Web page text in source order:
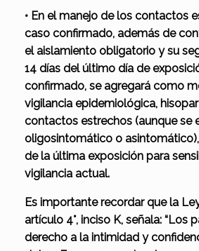
• En el manejo de los contactos
caso confirmado, además de
el aislamiento obligatorio y su
14 días del último día de
confirmado, se agregará como
vigilancia epidemiológica,
contactos estrechos (aunque se
oligosintomático o asintomático),
de la última exposición para
vigilancia actual.
Es importante recordar que la
artículo 4°, inciso K, señala: “Los
derecho a la intimidad y